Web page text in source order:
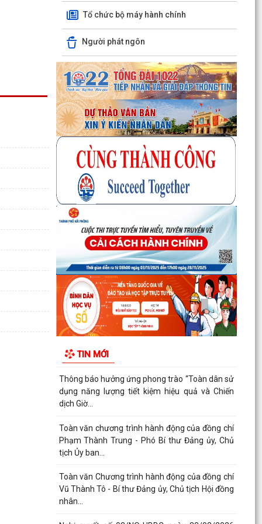
Tổ chức bộ máy hành chính
Người phát ngôn
TIN MỚI
điều kiện, tiêu chuẩn dự xét tuyển vòng 2 kỳ
tuyển...
Kế hoạch 2545/KH-BVHTTDL năm 2026 các
doanh nghiệp sau đây sẽ bị kiểm tra sử dụng
phần mềm lậu từ...
CHÍNH SÁCH THUẾ ĐỐI VỚI HỘ KINH DOANH
XỬ PHẠT HÀNH CHÍNH TRONG LĨNH VỰC LƯU
5 điều hộ kinh doanh có doanh thu dưới 1 tỷ
đồng cần lưu ý theo quy định mới
Thông báo về việc nâng lương trước hạn đối với
cán bộ
UBND XÃ VĨNH HÒA TỔ CHỨC NGÀY CHẠY
OLYMPIC VÌ SỨC KHỎE TOÀN DÂN NĂM 2026
XÃ VĨNH HÒA TỔ CHỨC TẬP HUẤN, DIỄN TẬP
CÁC PHẦN VIỆC TRONG NGÀY BẦU CỬ
Thông báo về ngày bầu cử, địa điểm bỏ phiếu,
XVI...
Thông báo hưởng ứng phong trào “Toàn dân sử
dụng năng lượng tiết kiệm hiệu quả và Chiến
dịch Giờ...
Toàn văn chương trình hành động của đồng chí
Phạm Thành Trung - Phó Bí thư Đảng ủy, Chủ
tịch Ủy ban...
Toàn văn Chương trình hành động của đồng chí
Vũ Thành Tô - Bí thư Đảng ủy, Chủ tịch Hội đồng
nhân...